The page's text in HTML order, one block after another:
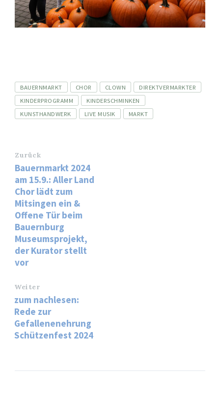
Tags
BAUERNMARKT CHOR CLOWN
DIREKTVERMARKTER
KINDERPROGRAMM
KINDERSCHMINKEN
KUNSTHANDWERK
LIVE MUSIK MARKT
Zurück
Bauernmarkt 2024
am 15.9.: Aller Land
Chor lädt zum
Mitsingen ein &
Offene Tür beim
Bauernburg
Museumsprojekt,
der Kurator stellt
vor
Weiter
zum nachlesen:
Rede zur
Gefallenenehrung
Schützenfest 2024